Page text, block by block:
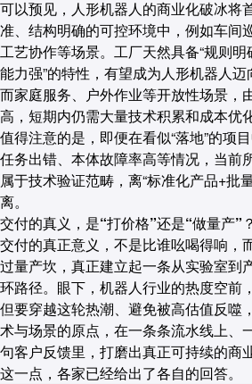
可以预见， 人形机器人的商业化破冰将
准、结构明确的可控环境中 ，例如车间
工艺协作等场景。工厂天然具备“规则
能力强”的特性，有望成为人形机器人迈
而家庭服务、户外作业等开放性场景，
高，短期内仍需大量技术积累和成本优化
值得注意的是，即便在看似“落地”的项
任务出错、本体故障率高等情况，当前
属于技术验证范畴，离“标准化产品+批
离。
交付的真义，是“打价格”还是“做量产”？
交付的真正意义，不是比谁吆喝得响，
过量产坎，真正建立起一条从实验室到
环路径。眼下，机器人行业的热度空前
但要穿越这轮热潮、避免被高估值反噬
术与场景的原点，在一条条流水线上、
句客户反馈里，打磨出真正可持续的商
这一点，各家已经给出了各自的回答。